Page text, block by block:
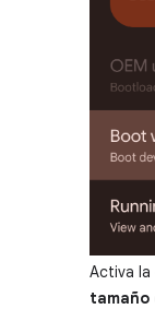
Activa
tamaño